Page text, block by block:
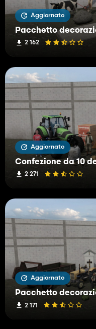
Aggiornato
Pacchetto
2 162
Aggiornato
Confezione da 10
2 271
Aggiornato
Pacchetto
2 171